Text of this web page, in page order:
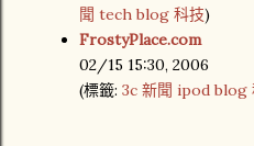
聞 tech blog 科技)
FrostyPlace.com
02/15 15:30, 2006
(標籤: 3c 新聞 ipod blog